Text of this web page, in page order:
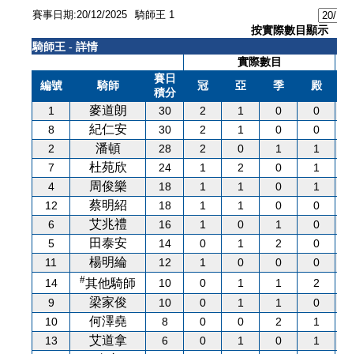
賽事日期:20/12/2025 騎師王 1
按實際數目顯示
騎師王 - 詳情
實際數目
編號
騎師
賽日
積分
冠 亞 季 殿
1 麥道朗 30 2 1 0 0
8
紀仁安 30 2 1 0 0
2
潘頓 28 2 0 1
1
7
杜苑欣 24 1 2 0
1
4
周俊樂 18 1 1 0
1
12
蔡明紹 18 1 1 0
0
6
艾兆禮 16 1 0 1
0
5
田泰安 14 0 1 2
0
11
楊明綸 12 1 0 0
0
14
#其他騎師 10 0 1 1
2
9
梁家俊 10 0 1 1
0
10
何澤堯 8 0 0 2
1
13
艾道拿 6 0 1 0
1